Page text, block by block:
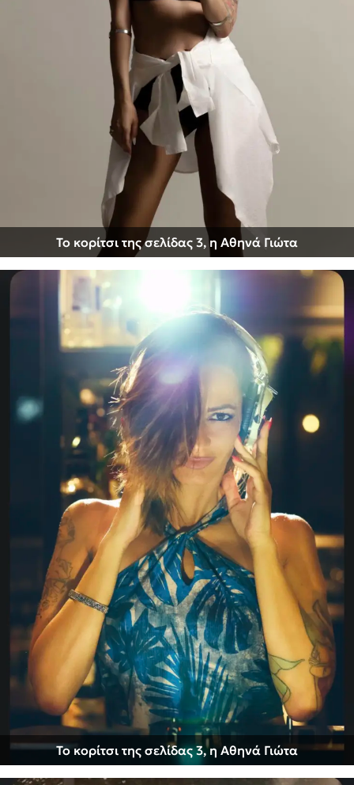
Το κορίτσι της σελίδας 3, η Αθηνά Γιώτα
Το κορίτσι της σελίδας 3, η Αθηνά Γιώτα